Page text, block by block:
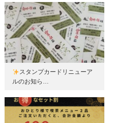
スタンプカードリニューア
ルのお知ら…